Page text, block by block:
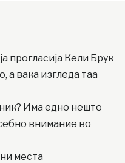
прогласија Кели Брук
а вака изгледа таа
Има едно нешто
внимание во
места